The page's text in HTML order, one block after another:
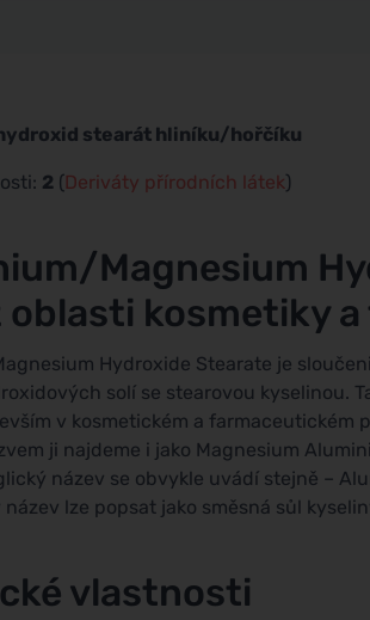
stearát hliníku/hořčíku
2 (Deriváty přírodních látek)
Magnesium
oblasti kosmetiky
Hydroxide Stearate je
solí se stearovou kyselinou.
v kosmetickém a
ji najdeme i jako Magnesium
název se obvykle uvádí stejně –
lze popsat jako směsná sůl
vlastnosti